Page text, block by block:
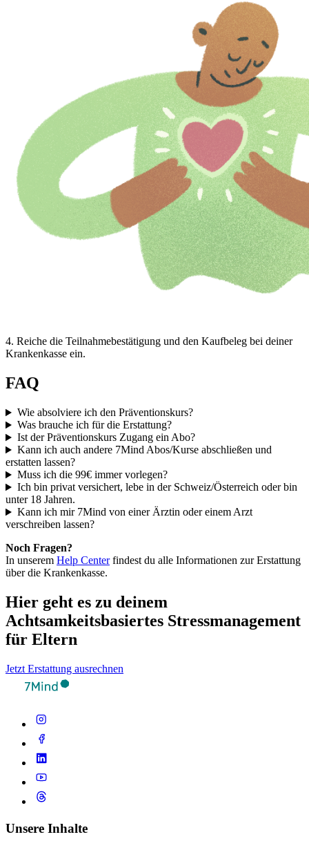
4. Reiche die Teilnahmebestätigung und den Kaufbeleg bei deiner
Krankenkasse ein.
FAQ
Wie absolviere ich den Präventionskurs?
Was brauche ich für die Erstattung?
Ist der Präventionskurs Zugang ein Abo?
Kann ich auch andere 7Mind Abos/Kurse abschließen und
erstatten lassen?
Muss ich die 99€ immer vorlegen?
Ich bin privat versichert, lebe in der Schweiz/Österreich oder bin
unter 18 Jahren.
Kann ich mir 7Mind von einer Ärztin oder einem Arzt
verschreiben lassen?
Noch Fragen?
In unserem Help Centerfindest du alle Informationen zur Erstattung
über die Krankenkasse.
Hier geht es zu deinem
Achtsamkeitsbasiertes Stressmanagement
für Eltern
Jetzt Erstattung ausrechnen
Unsere Inhalte